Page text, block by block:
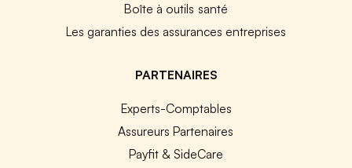
Boîte à outils santé
Les garanties des assurances entreprises
PARTENAIRES
Experts-Comptables
Assureurs Partenaires
Payfit & SideCare